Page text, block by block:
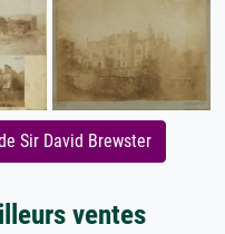
Sir David Brewster
ventes